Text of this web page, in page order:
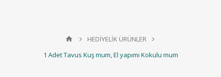
HEDİYELİK ÜRÜNLER
1 Adet Tavus Kuş mum, El yapımı Kokulu mum